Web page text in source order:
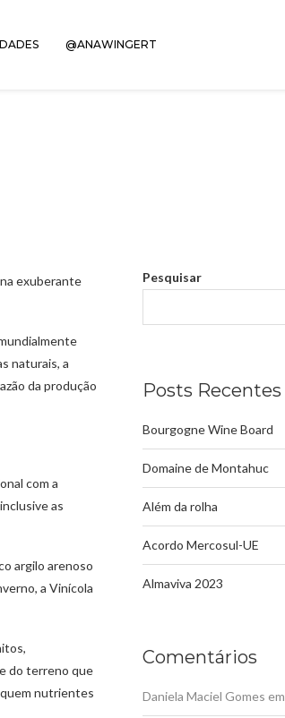
@ANAWINGERT
exuberante
naturais, a
da produção
com a
as
argilo arenoso
a Vinícola
do terreno que
nutrientes
Pesquisar
Posts Recentes
Bourgogne Wine Board
Domaine de Montahuc
Além da rolha
Acordo Mercosul-UE
Almaviva 2023
Comentários
Daniela Maciel Gomes em